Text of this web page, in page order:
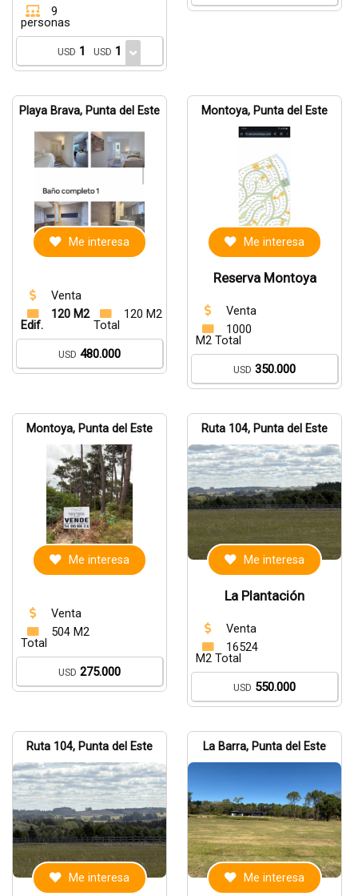
9
personas
USD 1 USD 1
Playa Brava, Punta del Este
Me interesa
Venta
120 M2
Edif.
120 M2
Total
USD 480.000
Montoya, Punta del Este
Me interesa
Reserva Montoya
Venta
1000
M2 Total
USD 350.000
Montoya, Punta del Este
Me interesa
Venta
504 M2
Total
USD 275.000
Ruta 104, Punta del Este
Me interesa
La Plantación
Venta
16524
M2 Total
USD 550.000
Ruta 104, Punta del Este
Me interesa
La Barra, Punta del Este
Me interesa